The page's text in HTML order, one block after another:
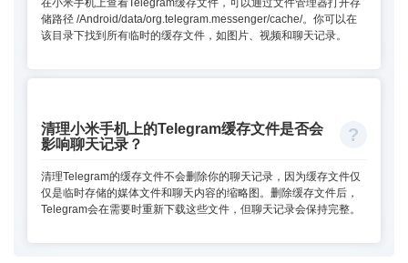
储路径 /Android/data/org.telegram.messenger/cache/。你可以在
该目录下找到所有临时的缓存文件，如图片、视频和聊天记录。
清理小米手机上的Telegram缓存文件是否会
影响聊天记录？
清理Telegram的缓存文件不会删除你的聊天记录，因为缓存文件仅
仅是临时存储的媒体文件和聊天内容的缩略图。删除缓存文件后，
Telegram会在需要时重新下载这些文件，但聊天记录会保持完整。